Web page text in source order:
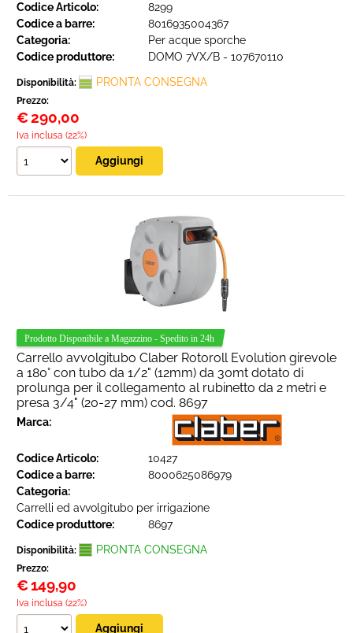
Codice Articolo:
8299
Codice a barre:
8016935004367
Categoria:
Per acque sporche
Codice produttore:
DOMO 7VX/B - 107670110
Disponibilità: PRONTA CONSEGNA
Prezzo:
€290,00
Iva inclusa (22%)
Carrello avvolgitubo Claber Rotoroll Evolution girevole
a 180° con tubo da 1/2" (12mm) da 30mt dotato di
prolunga per il collegamento al rubinetto da 2 metri e
presa 3/4" (20-27 mm) cod. 8697
Marca:
Codice Articolo:
10427
Codice a barre:
8000625086979
Categoria:
Carrelli ed avvolgitubo per irrigazione
Codice produttore:
8697
Disponibilità: PRONTA CONSEGNA
Prezzo:
€149,90
Iva inclusa (22%)